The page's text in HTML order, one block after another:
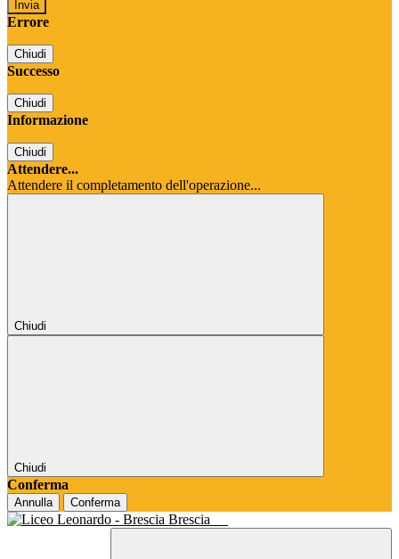
Errore
Chiudi
Successo
Chiudi
Informazione
Chiudi
Attendere...
Attendere il completamento dell'operazione...
Chiudi
Chiudi
Conferma
Annulla Conferma
Brescia